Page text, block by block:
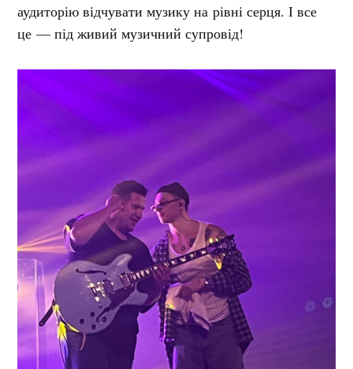
аудиторію відчувати музику на рівні серця.І все
це — під живий музичний супровід!